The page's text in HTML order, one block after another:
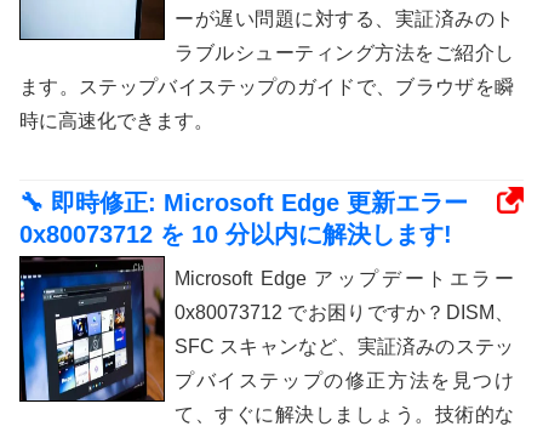
ーが遅い問題に対する、実証済みのト
ラブルシューティング方法をご紹介し
ます。ステップバイステップのガイドで、ブラウザを瞬
時に高速化できます。
🔧 即時修正: Microsoft Edge 更新エラー
0x80073712 を 10 分以内に解決します!
Microsoft Edge アップデートエラー
0x80073712 でお困りですか？DISM、
SFC スキャンなど、実証済みのステッ
プバイステップの修正方法を見つけ
て、すぐに解決しましょう。技術的な